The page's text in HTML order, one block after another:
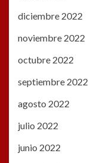
diciembre 2022
noviembre 2022
octubre 2022
septiembre 2022
agosto 2022
julio 2022
junio 2022